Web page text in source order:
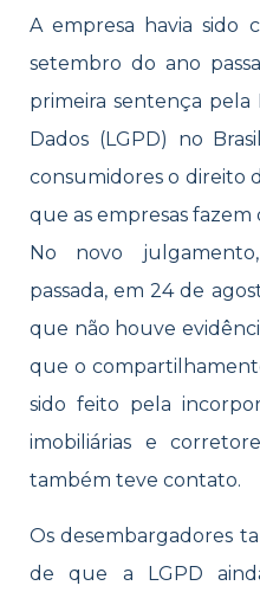
A empresa havia sido
setembro do ano
primeira sentença pela
Dados (LGPD) no
consumidores o direito
que as empresas fazem
No novo
passada, em 24 de
que não houve
que o
sido feito pela
imobiliárias e
também teve contato.
Os desembargadores
de que a LGPD